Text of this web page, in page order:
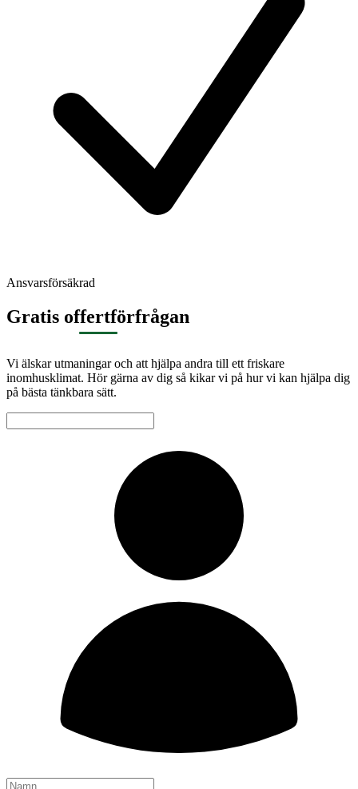
Ansvarsförsäkrad
Gratis offertförfrågan
Vi älskar utmaningar och att hjälpa andra till ett friskare
inomhusklimat. Hör gärna av dig så kikar vi på hur vi kan hjälpa dig
på bästa tänkbara sätt.